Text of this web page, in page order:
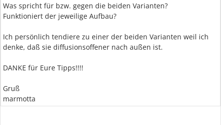
Was spricht für bzw. gegen die beiden Varianten?
Funktioniert der jeweilige Aufbau?
Ich persönlich tendiere zu einer der beiden Varianten weil ich
denke, daß sie diffusionsoffener nach außen ist.
DANKE für Eure Tipps!!!!
Gruß
marmotta